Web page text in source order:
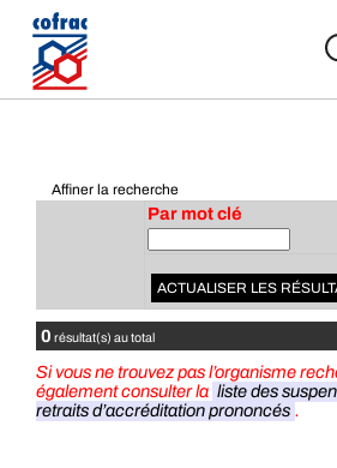
Aller au contenu
Affiner la recherche
Par mot clé
ACTUALISER LES
0 résultat(s) au total
Si vous ne trouvez pas l’organisme
également consulter la liste des
retraits d’accréditation prononcés .